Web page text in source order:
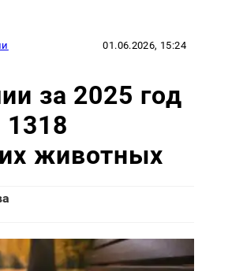
01.06.2026, 15:24
за 2025 год
1318
животных